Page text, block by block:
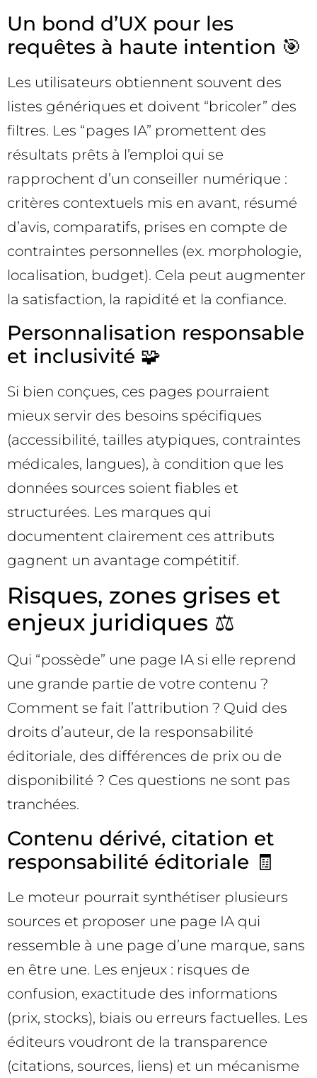
Un bond d’UX pour les
requêtes à haute intention 🎯
Les utilisateurs obtiennent souvent des
listes génériques et doivent “bricoler” des
filtres. Les “pages IA” promettent des
résultats prêts à l’emploi qui se
rapprochent d’un conseiller numérique :
critères contextuels mis en avant, résumé
d’avis, comparatifs, prises en compte de
contraintes personnelles (ex. morphologie,
localisation, budget). Cela peut augmenter
la satisfaction, la rapidité et la confiance.
Personnalisation responsable
et inclusivité 🧩
Si bien conçues, ces pages pourraient
mieux servir des besoins spécifiques
(accessibilité, tailles atypiques, contraintes
médicales, langues), à condition que les
données sources soient fiables et
structurées. Les marques qui
documentent clairement ces attributs
gagnent un avantage compétitif.
Risques, zones grises et
enjeux juridiques ⚖️
Qui “possède” une page IA si elle reprend
une grande partie de votre contenu ?
Comment se fait l’attribution ? Quid des
droits d’auteur, de la responsabilité
éditoriale, des différences de prix ou de
disponibilité ? Ces questions ne sont pas
tranchées.
Contenu dérivé, citation et
responsabilité éditoriale 🧾
Le moteur pourrait synthétiser plusieurs
sources et proposer une page IA qui
ressemble à une page d’une marque, sans
en être une. Les enjeux : risques de
confusion, exactitude des informations
(prix, stocks), biais ou erreurs factuelles. Les
éditeurs voudront de la transparence
(citations, sources, liens) et un mécanisme